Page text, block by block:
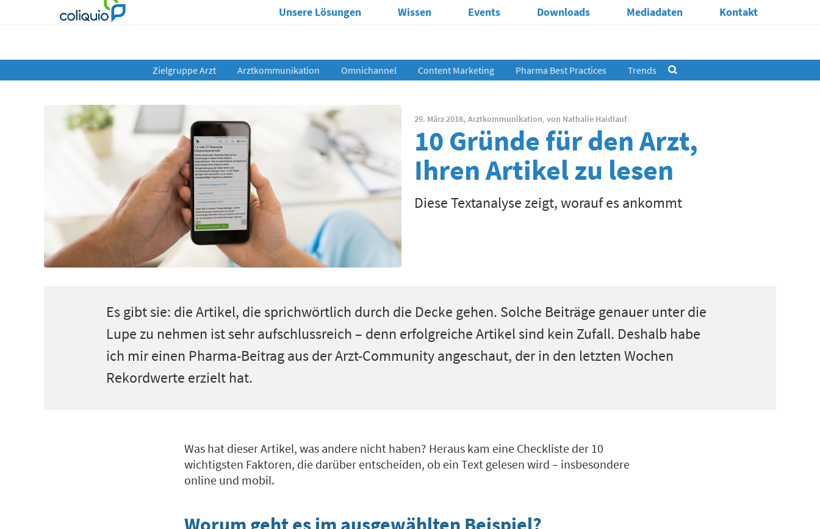
Unsere Lösungen Wissen Events Downloads Mediadaten Kontakt
Zielgruppe Arzt Arztkommunikation Omnichannel Content Marketing Pharma Best Practices Trends
29. März 2018, Arztkommunikation, von Nathalie Haidlauf
10 Gründe für den Arzt,
Ihren Artikel zu lesen
Diese Textanalyse zeigt, worauf es ankommt
Es gibt sie: die Artikel, die sprichwörtlich durch die Decke gehen. Solche Beiträge genauer unter die
Lupe zu nehmen ist sehr aufschlussreich – denn erfolgreiche Artikel sind kein Zufall. Deshalb habe
ich mir einen Pharma-Beitrag aus der Arzt-Community angeschaut, der in den letzten Wochen
Rekordwerte erzielt hat.
Was hat dieser Artikel, was andere nicht haben? Heraus kam eine Checkliste der 10
wichtigsten Faktoren, die darüber entscheiden, ob ein Text gelesen wird – insbesondere
online und mobil.